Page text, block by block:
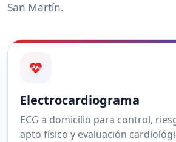
San Martín.
Electrocardiograma
ECG a domicilio para control,
apto físico y evaluación